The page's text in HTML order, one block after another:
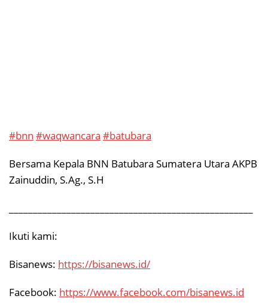
#bnn #waqwancara #batubara
Bersama Kepala BNN Batubara Sumatera Utara AKPB
Zainuddin, S.Ag., S.H
Ikuti kami:
Bisanews: https://bisanews.id/
Facebook: https://www.facebook.com/bisanews.id